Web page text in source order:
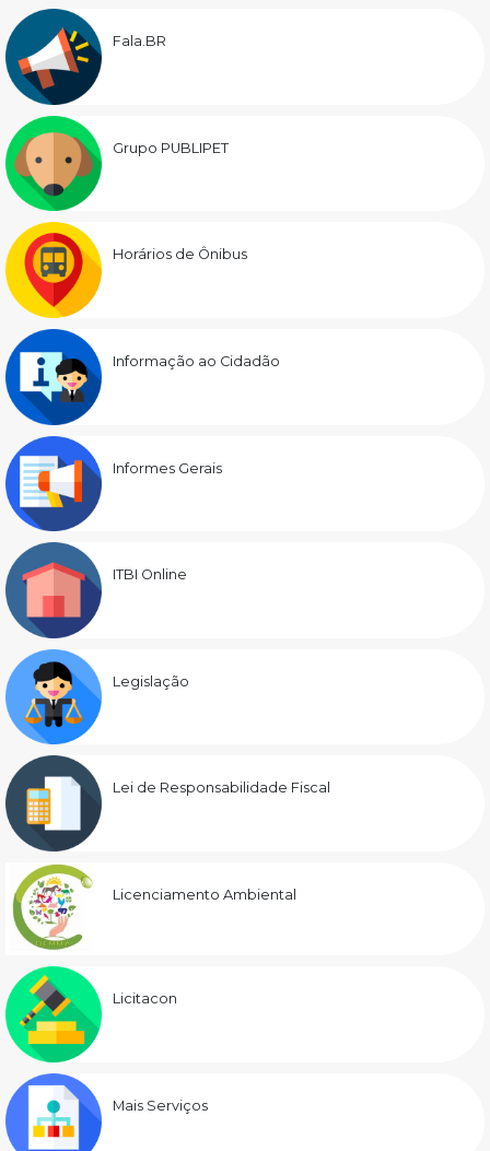
Fala.BR
Grupo PUBLIPET
Horários de Ônibus
Informação ao Cidadão
Informes Gerais
ITBI Online
Legislação
Lei de Responsabilidade Fiscal
Licenciamento Ambiental
Licitacon
Mais Serviços